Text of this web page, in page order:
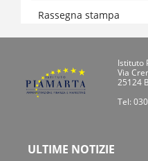
Rassegna stampa
Istituto
Via
25124
Tel:
ULTIME NOTIZIE